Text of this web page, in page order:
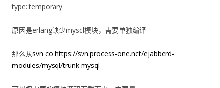
type: temporary
原因是erlang缺少mysql模块，需要单独编译
那么从svn co https://svn.process-one.net/ejabberd-
modules/mysql/trunk mysql